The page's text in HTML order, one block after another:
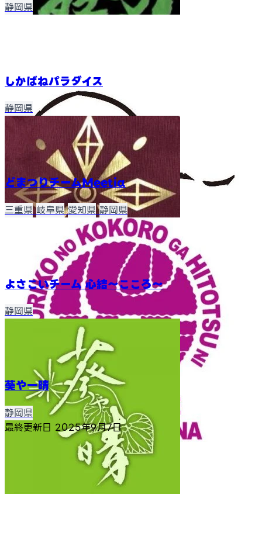
静岡県
しかばねパラダイス
静岡県
どまつりチームMeetiα
三重県 岐阜県 愛知県 静岡県
よさこいチーム 心結〜こころ〜
静岡県
葵や一晴
静岡県
最終更新日 2025年9月7日